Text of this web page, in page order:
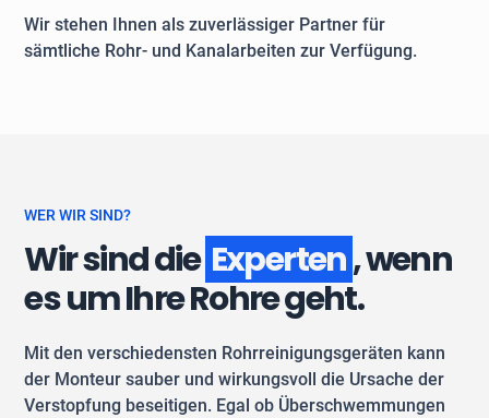
Wir stehen Ihnen als zuverlässiger Partner für
sämtliche Rohr- und Kanalarbeiten zur Verfügung.
WER WIR SIND?
Wir sind die Experten, wenn
es um Ihre Rohre geht.
Mit den verschiedensten Rohrreinigungsgeräten kann
der Monteur sauber und wirkungsvoll die Ursache der
Verstopfung beseitigen. Egal ob Überschwemmungen